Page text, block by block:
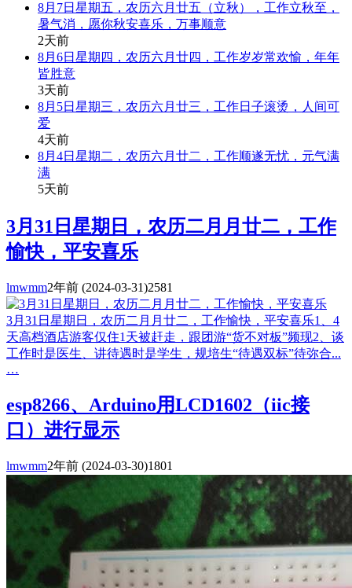
8月7日星期五，农历六月廿五（立秋），工作立秋至，
暑气消，愿你秋安喜乐，万事顺意
2天前
8月6日星期四，农历六月廿四，工作岁岁常欢愉，年年
皆胜意
3天前
8月5日星期三，农历六月廿三，工作日子滚烫，人间可
爱
4天前
8月4日星期二，农历六月廿二，工作顺遂无忧，元气满
满
5天前
3月31日星期日，农历二月月廿二，工作
愉快，平安喜乐
lmwmm2年前 (2024-03-31)2581
3月31日星期日，农历二月月廿二，工作愉快，平安喜乐1、4
天高档酒店游客仅住1天被赶走，跟团游“货不对板”频现2、谈
工作时是医生、讲待遇时是学生，规培生“待遇双标”待弥合...
…
esp8266、Arduino用LCD1602（iic接
口）进行显示
lmwmm2年前 (2024-03-30)1801